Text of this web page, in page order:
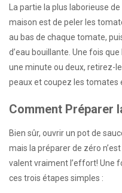
La partie la plus laborieuse
maison est de peler les
au bas de chaque tomate,
d’eau bouillante. Une fois
une minute ou deux, retirez-
peaux et coupez les tomates
Comment Préparer
Bien sûr, ouvrir un pot de
mais la préparer de zéro
valent vraiment l’effort! Une
ces trois étapes simples :